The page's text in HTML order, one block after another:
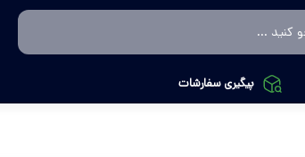
پیگیری سفارشات